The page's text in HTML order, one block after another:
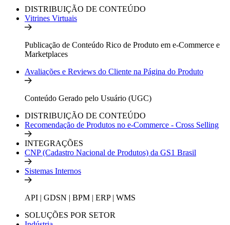
DISTRIBUIÇÃO DE CONTEÚDO
Vitrines Virtuais
Publicação de Conteúdo Rico de Produto em e-Commerce e
Marketplaces
Avaliações e Reviews do Cliente na Página do Produto
Conteúdo Gerado pelo Usuário (UGC)
DISTRIBUIÇÃO DE CONTEÚDO
Recomendação de Produtos no e-Commerce - Cross Selling
INTEGRAÇÕES
CNP (Cadastro Nacional de Produtos) da GS1 Brasil
Sistemas Internos
API | GDSN | BPM | ERP | WMS
SOLUÇÕES POR SETOR